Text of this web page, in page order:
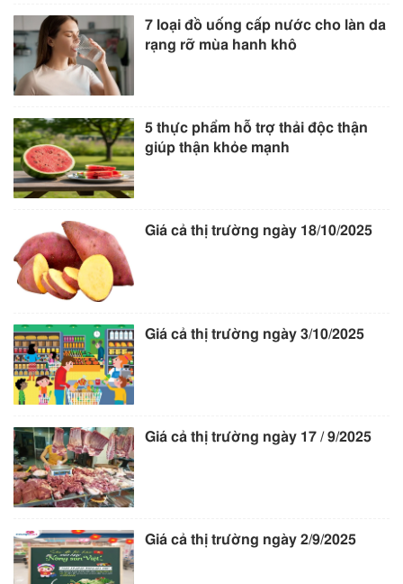
7 loại đồ uống cấp nước cho làn da
rạng rỡ mùa hanh khô
5 thực phẩm hỗ trợ thải độc thận
giúp thận khỏe mạnh
Giá cả thị trường ngày 18/10/2025
Giá cả thị trường ngày 3/10/2025
Giá cả thị trường ngày 17 / 9/2025
Giá cả thị trường ngày 2/9/2025